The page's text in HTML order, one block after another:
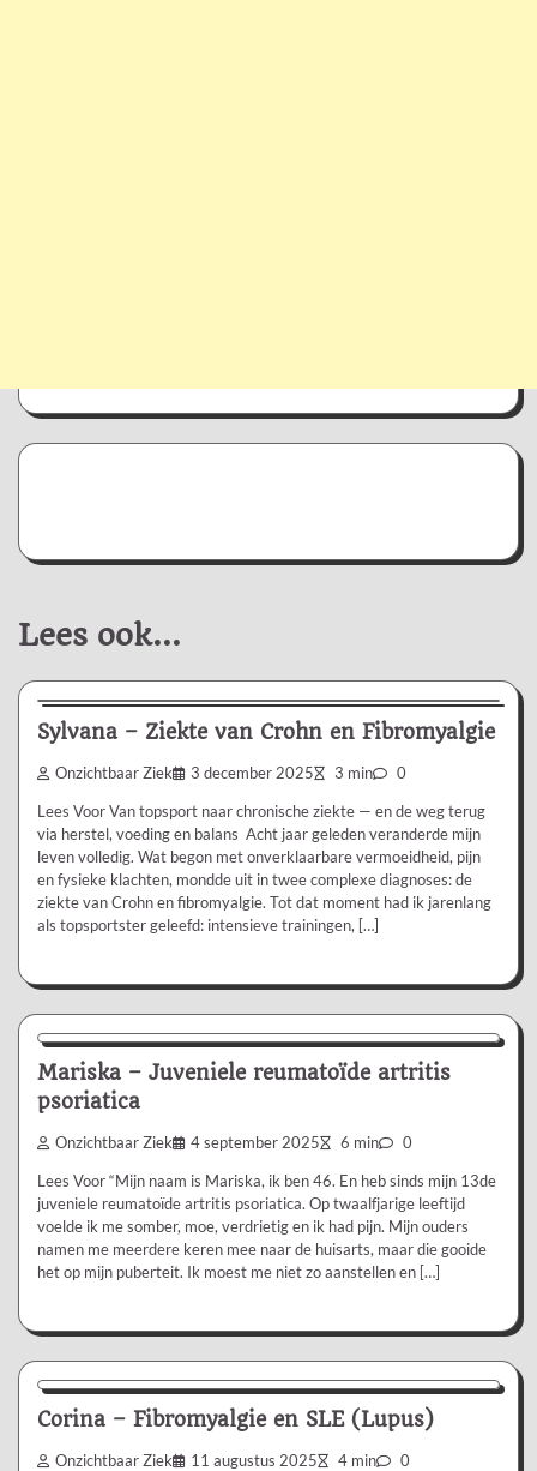
Lees ook...
Ervaringsverhaal
Sylvana – Ziekte van Crohn en Fibromyalgie
Onzichtbaar Ziek 3 december 2025 3 min 0
Lees Voor Van topsport naar chronische ziekte — en de weg terug
via herstel, voeding en balans Acht jaar geleden veranderde mijn
leven volledig. Wat begon met onverklaarbare vermoeidheid, pijn
en fysieke klachten, mondde uit in twee complexe diagnoses: de
ziekte van Crohn en fibromyalgie. Tot dat moment had ik jarenlang
als topsportster geleefd: intensieve trainingen, […]
Ervaringsverhaal
Mariska – Juveniele reumatoïde artritis
psoriatica
Onzichtbaar Ziek 4 september 2025 6 min 0
Lees Voor “Mijn naam is Mariska, ik ben 46. En heb sinds mijn 13de
juveniele reumatoïde artritis psoriatica. Op twaalfjarige leeftijd
voelde ik me somber, moe, verdrietig en ik had pijn. Mijn ouders
namen me meerdere keren mee naar de huisarts, maar die gooide
het op mijn puberteit. Ik moest me niet zo aanstellen en […]
Ervaringsverhaal
Corina – Fibromyalgie en SLE (Lupus)
Onzichtbaar Ziek 11 augustus 2025 4 min 0